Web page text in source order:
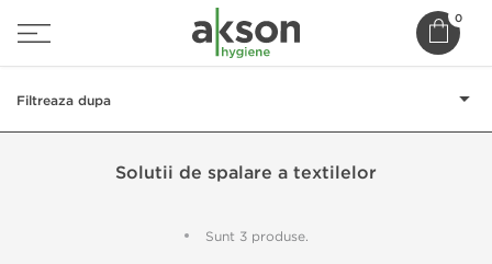
0
Filtreaza dupa
Solutii de spalare a textilelor
Sunt 3 produse.